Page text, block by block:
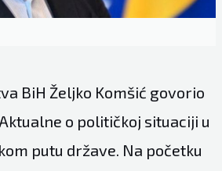
BiH Željko Komšić govorio
o političkoj situaciji u
putu države. Na početku